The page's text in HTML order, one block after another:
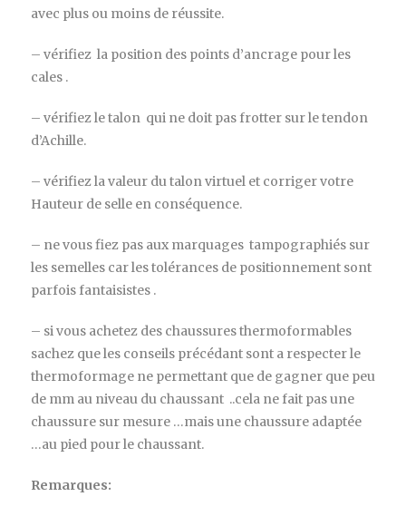
avec plus ou moins de réussite.
– vérifiez la position des points d’ancrage pour les
cales .
– vérifiez le talon qui ne doit pas frotter sur le tendon
d’Achille.
– vérifiez la valeur du talon virtuel et corriger votre
Hauteur de selle en conséquence.
– ne vous fiez pas aux marquages tampographiés sur
les semelles car les tolérances de positionnement sont
parfois fantaisistes .
– si vous achetez des chaussures thermoformables
sachez que les conseils précédant sont a respecter le
thermoformage ne permettant que de gagner que peu
de mm au niveau du chaussant ..cela ne fait pas une
chaussure sur mesure …mais une chaussure adaptée
…au pied pour le chaussant.
Remarques: